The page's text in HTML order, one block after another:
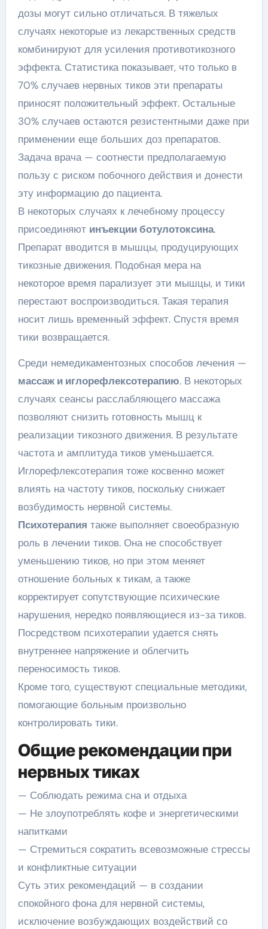
дозы могут сильно отличаться. В тяжелых
случаях некоторые из лекарственных средств
комбинируют для усиления противотикозного
эффекта. Статистика показывает, что только в
70% случаев нервных тиков эти препараты
приносят положительный эффект. Остальные
30% случаев остаются резистентными даже при
применении еще больших доз препаратов.
Задача врача — соотнести предполагаемую
пользу с риском побочного действия и донести
эту информацию до пациента.
В некоторых случаях к лечебному процессу
присоединяют инъекции ботулотоксина.
Препарат вводится в мышцы, продуцирующих
тикозные движения. Подобная мера на
некоторое время парализует эти мышцы, и тики
перестают воспроизводиться. Такая терапия
носит лишь временный эффект. Спустя время
тики возвращается.
Среди немедикаментозных способов лечения —
массаж и иглорефлексотерапию. В некоторых
случаях сеансы расслабляющего массажа
позволяют снизить готовность мышц к
реализации тикозного движения. В результате
частота и амплитуда тиков уменьшается.
Иглорефлексотерапия тоже косвенно может
влиять на частоту тиков, поскольку снижает
возбудимость нервной системы.
Психотерапия также выполняет своеобразную
роль в лечении тиков. Она не способствует
уменьшению тиков, но при этом меняет
отношение больных к тикам, а также
корректирует сопутствующие психические
нарушения, нередко появляющиеся из-за тиков.
Посредством психотерапии удается снять
внутреннее напряжение и облегчить
переносимость тиков.
Кроме того, существуют специальные методики,
помогающие больным произвольно
контролировать тики.
Общие рекомендации при
нервных тиках
— Соблюдать режима сна и отдыха
— Не злоупотреблять кофе и энергетическими
напитками
— Стремиться сократить всевозможные стрессы
и конфликтные ситуации
Суть этих рекомендаций — в создании
спокойного фона для нервной системы,
исключение возбуждающих воздействий со